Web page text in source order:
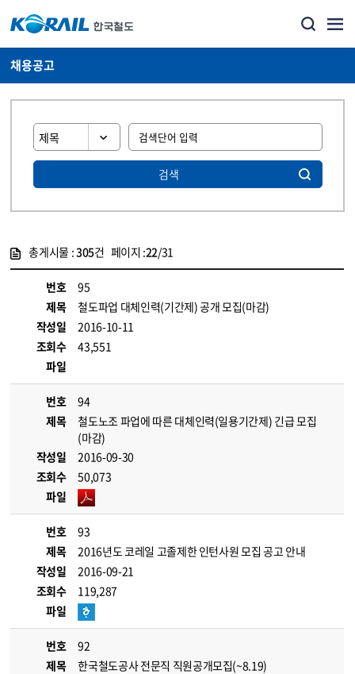
채용공고
검색
총게시물 :305건 페이지 :22/31
번호
95
제목
철도파업 대체인력(기간제) 공개 모집(마감)
작성일
2016-10-11
조회수
43,551
파일
번호
94
제목
철도노조 파업에 따른 대체인력(일용기간제) 긴급 모집
(마감)
작성일
2016-09-30
조회수
50,073
파일
번호
93
제목
2016년도 코레일 고졸제한 인턴사원 모집 공고 안내
작성일
2016-09-21
조회수
119,287
파일
번호
92
제목
한국철도공사 전문직 직원공개모집(~8.19)